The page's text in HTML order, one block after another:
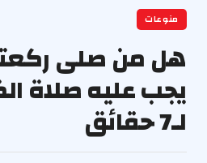
منوعات
هل من صلى
يجب عليه صلاة
لـ7 حقائق